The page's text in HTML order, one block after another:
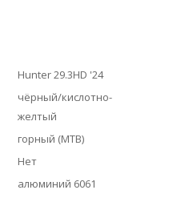
Hunter 29.3HD '24
чёрный/кислотно-
желтый
горный (MTB)
Нет
алюминий 6061